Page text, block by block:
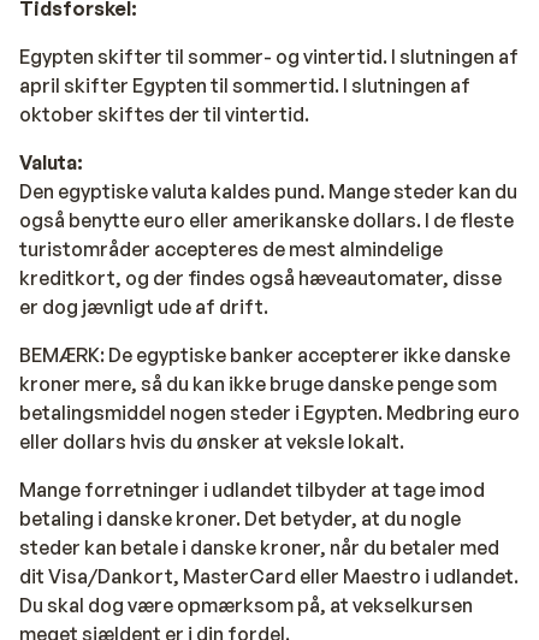
at betale ekstra? Flere hoteller i El Gouna er gået
sammen om at skabe kulinariske madoplevelser for
besøgende. Med Dine-Around-programmet kan du
gratis nyde de omfattende buffeter på et af de andre
deltagende hoteller. Her finder du blandt andet hoteller
så somCasa Cooks El Gouna,Steigenberger Golf
Resort El Gouna , The Three Corners Ocean View
Hotelog mange flere. Du vil også modtage en kupon på
50 EGP, som du kan bruge på en af de deltagende à la
Around El Gouna” kan du spørge efter en voucher i
receptionen.
Tidsforskel:
Egypten skifter til sommer- og vintertid. I slutningen af
april skifter Egypten til sommertid. I slutningen af
oktober skiftes der til vintertid.
Valuta:
Den egyptiske valuta kaldes pund. Mange steder kan du
også benytte euro eller amerikanske dollars. I de fleste
turistområder accepteres de mest almindelige
kreditkort, og der findes også hæveautomater, disse
er dog jævnligt ude af drift.
BEMÆRK: De egyptiske banker accepterer ikke danske
kroner mere, så du kan ikke bruge danske penge som
betalingsmiddel nogen steder i Egypten. Medbring euro
eller dollars hvis du ønsker at veksle lokalt.
Mange forretninger i udlandet tilbyder at tage imod
betaling i danske kroner. Det betyder, at du nogle
steder kan betale i danske kroner, når du betaler med
dit Visa/Dankort, MasterCard eller Maestro i udlandet.
Du skal dog være opmærksom på, at vekselkursen
meget sjældent er i din fordel.